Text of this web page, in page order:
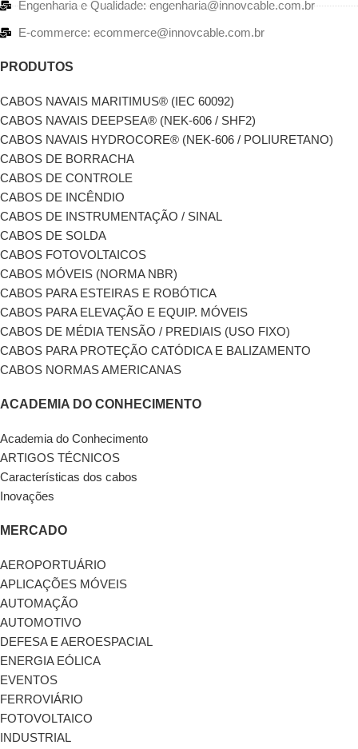
Engenharia e Qualidade: engenharia@innovcable.com.br
E-commerce: ecommerce@innovcable.com.br
PRODUTOS
CABOS NAVAIS MARITIMUS® (IEC 60092)
CABOS NAVAIS DEEPSEA® (NEK-606 / SHF2)
CABOS NAVAIS HYDROCORE® (NEK-606 / POLIURETANO)
CABOS DE BORRACHA
CABOS DE CONTROLE
CABOS DE INCÊNDIO
CABOS DE INSTRUMENTAÇÃO / SINAL
CABOS DE SOLDA
CABOS FOTOVOLTAICOS
CABOS MÓVEIS (NORMA NBR)
CABOS PARA ESTEIRAS E ROBÓTICA
CABOS PARA ELEVAÇÃO E EQUIP. MÓVEIS
CABOS DE MÉDIA TENSÃO / PREDIAIS (USO FIXO)
CABOS PARA PROTEÇÃO CATÓDICA E BALIZAMENTO
CABOS NORMAS AMERICANAS
ACADEMIA DO CONHECIMENTO
Academia do Conhecimento
ARTIGOS TÉCNICOS
Características dos cabos
Inovações
MERCADO
AEROPORTUÁRIO
APLICAÇÕES MÓVEIS
AUTOMAÇÃO
AUTOMOTIVO
DEFESA E AEROESPACIAL
ENERGIA EÓLICA
EVENTOS
FERROVIÁRIO
FOTOVOLTAICO
INDUSTRIAL